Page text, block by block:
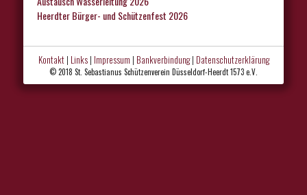
Heerdter Bürger- und Schützenfest 2026
Kontakt| Links| Impressum | Bankverbindung| Datenschutzerklärung
© 2018 St. Sebastianus Schützenverein Düsseldorf-Heerdt 1573 e.V.